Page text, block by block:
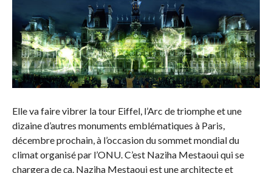
Elle va faire vibrer la tour Eiffel, l’Arc de triomphe et une
dizaine d’autres monuments emblématiques à Paris,
décembre prochain, à l’occasion du sommet mondial du
climat organisé par l’ONU. C’est Naziha Mestaoui qui se
chargera de ça. Naziha Mestaoui est une architecte et